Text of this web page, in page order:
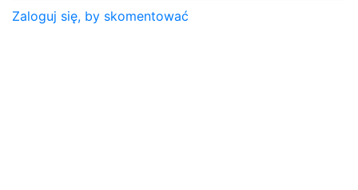
Zaloguj się, by skomentować